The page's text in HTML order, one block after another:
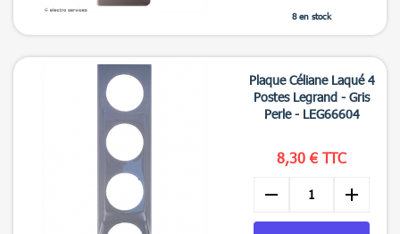

8 en stock
Plaque Céliane Laqué 4
Postes Legrand - Gris
Perle - LEG66604
8,30 € TTC
remove add